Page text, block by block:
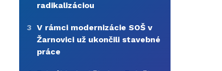
radikalizáciou
3 V rámci modernizácie SOŠ v
Žarnovici už ukončili stavebné
práce